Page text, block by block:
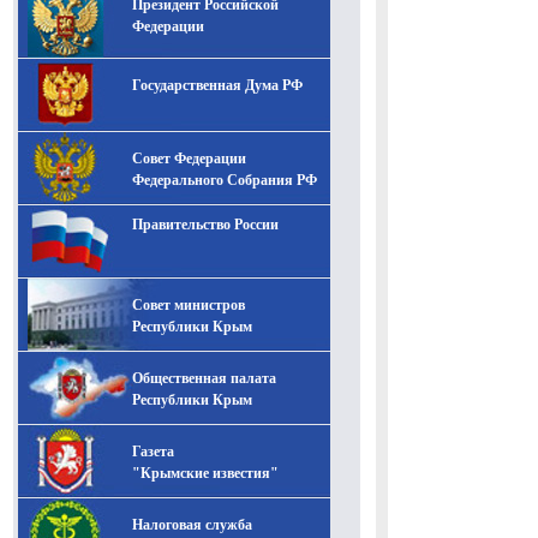
-- Лучшее, что можно сделать с хорошим советом, это
пропустить его мимо ушей. Он никогда не бывает
полезен никому, кроме того, кто его дал.
-- Люблю давать советы и очень не люблю, когда их
дают мне.
Президент Российской
Федерации
Государственная Дума РФ
Совет Федерации
Федерального Собрания РФ
Правительство России
Совет министров
Республики Крым
Общественная палата
Республики Крым
Газета
"Крымские известия"
Налоговая служба